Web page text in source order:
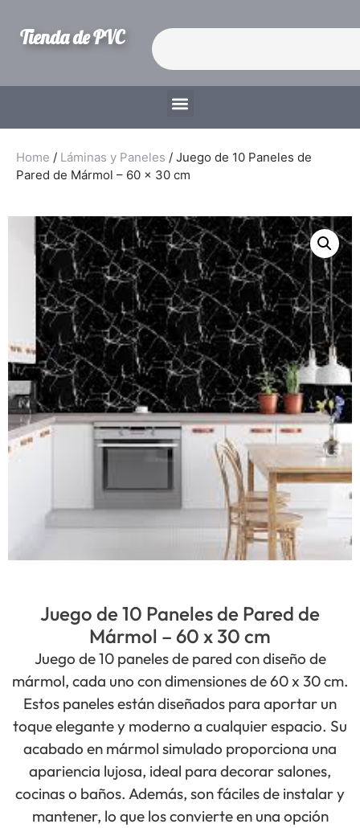
Tienda de PVC
Home / Láminas y Paneles / Juego de 10 Paneles de
Pared de Mármol – 60 x 30 cm
Juego de 10 Paneles de Pared de
Mármol – 60 x 30 cm
Juego de 10 paneles de pared con diseño de
mármol, cada uno con dimensiones de 60 x 30 cm.
Estos paneles están diseñados para aportar un
toque elegante y moderno a cualquier espacio. Su
acabado en mármol simulado proporciona una
apariencia lujosa, ideal para decorar salones,
cocinas o baños. Además, son fáciles de instalar y
mantener, lo que los convierte en una opción